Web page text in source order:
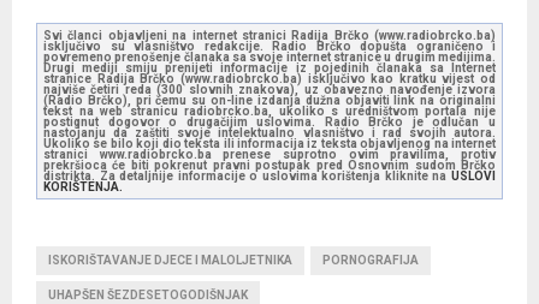
Svi članci objavljeni na internet stranici Radija Brčko (www.radiobrcko.ba)
isključivo su vlasništvo redakcije. Radio Brčko dopušta ograničeno i
povremeno prenošenje članaka sa svoje internet stranice u drugim medijima.
Drugi mediji smiju prenijeti informacije iz pojedinih članaka sa Internet
stranice Radija Brčko (www.radiobrcko.ba) isključivo kao kratku vijest od
najviše četiri reda (300 slovnih znakova), uz obavezno navođenje izvora
(Radio Brčko), pri čemu su on-line izdanja dužna objaviti link na originalni
tekst na web stranicu radiobrcko.ba, ukoliko s uredništvom portala nije
postignut dogovor o drugačijim uslovima. Radio Brčko je odlučan u
nastojanju da zaštiti svoje intelektualno vlasništvo i rad svojih autora.
Ukoliko se bilo koji dio teksta ili informacija iz teksta objavljenog na internet
stranici www.radiobrcko.ba prenese suprotno ovim pravilima, protiv
prekršioca će biti pokrenut pravni postupak pred Osnovnim sudom Brčko
distrikta. Za detaljnije informacije o uslovima korištenja kliknite na USLOVI
KORIŠTENJA.
ISKORIŠTAVANJE DJECE I MALOLJETNIKA PORNOGRAFIJA
UHAPŠEN ŠEZDESETOGODIŠNJAK